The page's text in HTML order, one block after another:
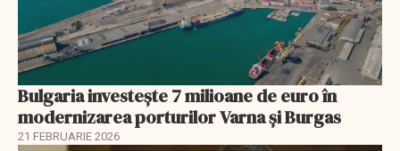
Bulgaria investește 7 milioane de euro în
modernizarea porturilor Varna și Burgas
21 FEBRUARIE 2026